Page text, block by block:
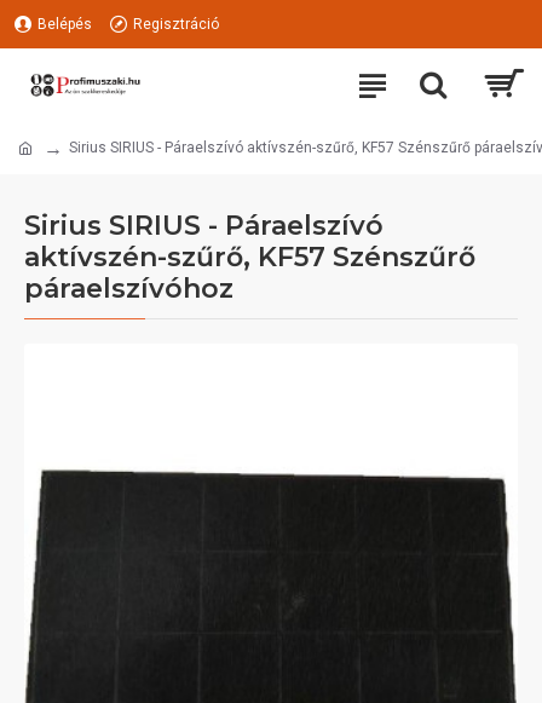
Belépés Regisztráció
Sirius SIRIUS - Páraelszívó aktívszén-szűrő, KF57 Szénszűrő
Sirius SIRIUS - Páraelszívó
aktívszén-szűrő, KF57 Szénszűrő
páraelszívóhoz